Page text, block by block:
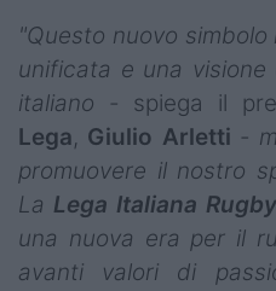
"Questo nuovo
unificata e una
italiano - spiega il
Lega, Giulio Arletti -
promuovere il nostro
La Lega Italiana Rugby
una nuova era per il
avanti valori di